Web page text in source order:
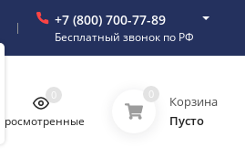
+7 (800) 700-77-89
Бесплатный звонок по РФ
Просмотренные
0 0
Корзина
Пусто